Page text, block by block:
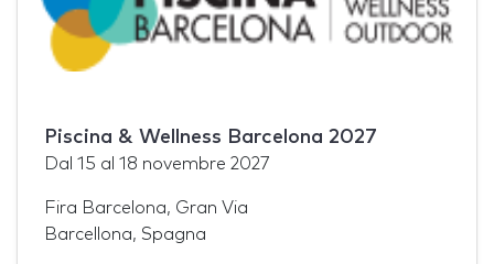
Piscina & Wellness Barcelona 2027
Dal 15 al 18 novembre 2027
Fira Barcelona, Gran Via
Barcellona, Spagna